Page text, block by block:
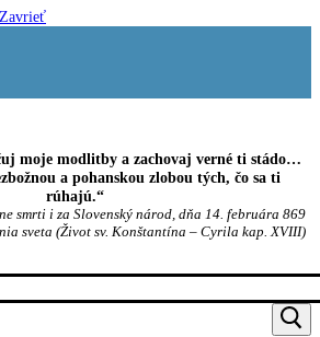
Zavrieť
moje modlitby a zachovaj verné ti stádo…
a pohanskou zlobou tých, čo sa ti
rúhajú.“
smrti i za Slovenský národ, dňa 14. februára 869
sveta (Život sv. Konštantína – Cyrila kap. XVIII)